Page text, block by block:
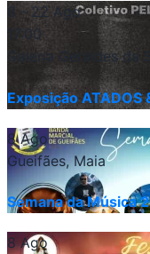
8 - 22 Ago
17:00
Galeria Geraldes da
Exposição ATADOS
8 Ago
Gueifães, Maia
Semana da Música
8 Ago